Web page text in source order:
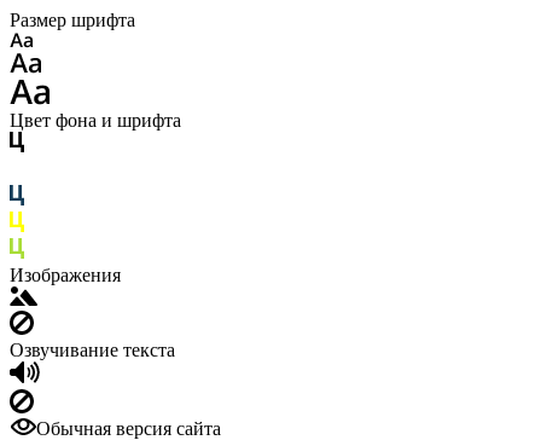
Размер шрифта
Цвет фона и шрифта
Изображения
Озвучивание текста
Обычная версия сайта